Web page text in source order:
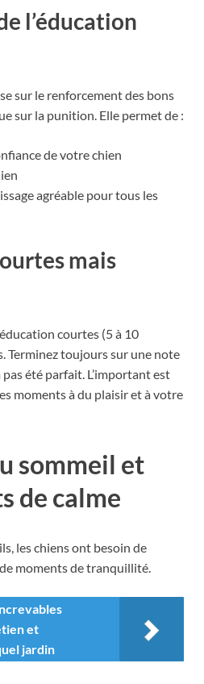
l’éducation
sur le renforcement des bons
sur la punition. Elle permet de :
de votre chien
agréable pour tous les
mais
courtes (5 à 10
Terminez toujours sur une note
été parfait. L’important est
moments à du plaisir et à votre
sommeil et
de calme
les chiens ont besoin de
moments de tranquillité.
et
jardin